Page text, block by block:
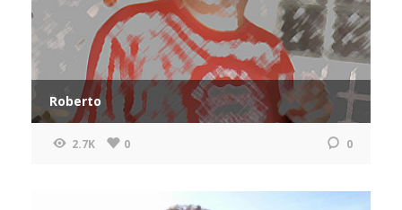
Roberto
2.7K 0 0